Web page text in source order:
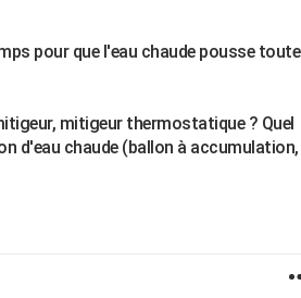
pour que l'eau chaude pousse toute
mitigeur thermostatique ? Quel
d'eau chaude (ballon à accumulation,